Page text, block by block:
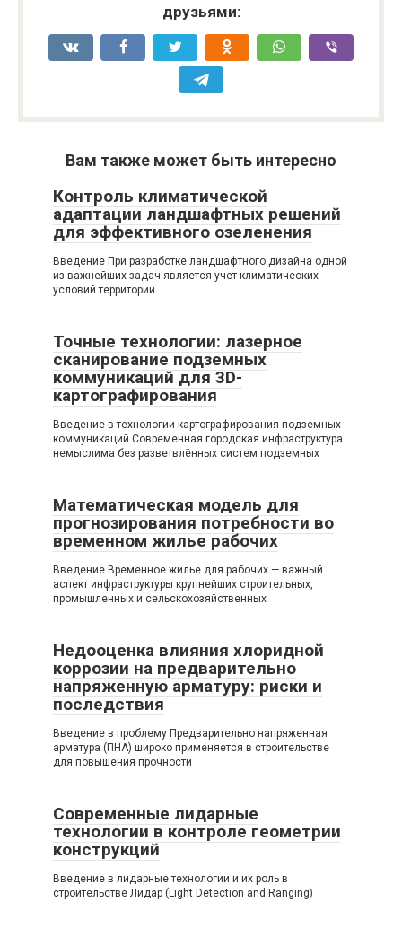
друзьями:
Вам также может быть интересно
Контроль климатической
адаптации ландшафтных решений
для эффективного озеленения
Введение При разработке ландшафтного дизайна одной
из важнейших задач является учет климатических
условий территории.
Точные технологии: лазерное
сканирование подземных
коммуникаций для 3D-
картографирования
Введение в технологии картографирования подземных
коммуникаций Современная городская инфраструктура
немыслима без разветвлённых систем подземных
Математическая модель для
прогнозирования потребности во
временном жилье рабочих
Введение Временное жилье для рабочих — важный
аспект инфраструктуры крупнейших строительных,
промышленных и сельскохозяйственных
Недооценка влияния хлоридной
коррозии на предварительно
напряженную арматуру: риски и
последствия
Введение в проблему Предварительно напряженная
арматура (ПНА) широко применяется в строительстве
для повышения прочности
Современные лидарные
технологии в контроле геометрии
конструкций
Введение в лидарные технологии и их роль в
строительстве Лидар (Light Detection and Ranging)